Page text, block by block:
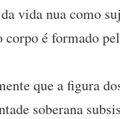
vida nua como
é formado
que a figura
soberana